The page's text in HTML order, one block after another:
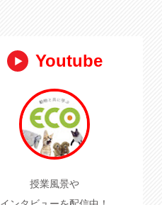
Youtube
授業風景や